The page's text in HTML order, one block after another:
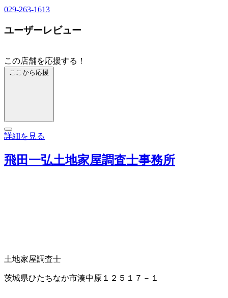
029-263-1613
ユーザーレビュー
この店舗を応援する！
ここから応援
詳細を見る
飛田一弘土地家屋調査士事務所
土地家屋調査士
茨城県ひたちなか市湊中原１２５１７－１